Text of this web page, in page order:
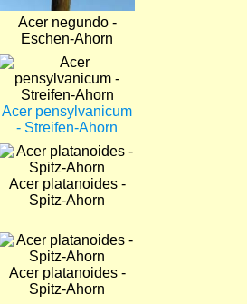
Acer negundo -
Eschen-Ahorn
Bild
Acer pensylvanicum
- Streifen-Ahorn
Bild
Acer platanoides -
Spitz-Ahorn
Bild
Acer platanoides -
Spitz-Ahorn